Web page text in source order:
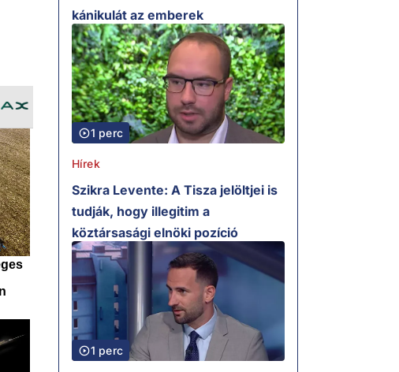
kánikulát az emberek
1 perc
Hírek
Szikra Levente: A Tisza jelöltjei is
tudják, hogy illegitim a
köztársasági elnöki pozíció
1 perc